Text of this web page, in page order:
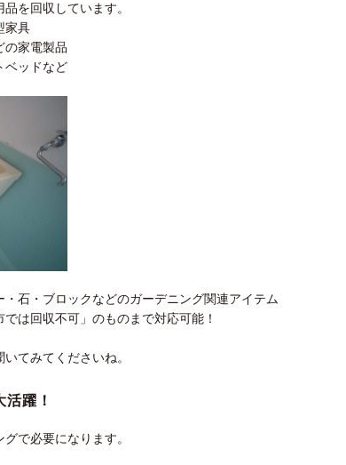
を回収しています。
家具
の家電製品
ベッドなど
石・ブロックなどのガーデニング関連アイテム
は回収不可」のものまで対応可能！
てみてくださいね。
躍！
で必要になります。